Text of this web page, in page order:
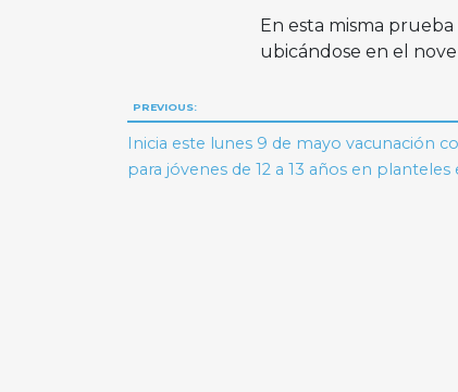
En esta misma
ubicándose en el
Navegación
de
PREVIOUS:
Inicia este lunes 9 de mayo vacunación
para jóvenes de 12 a 13 años en planteles